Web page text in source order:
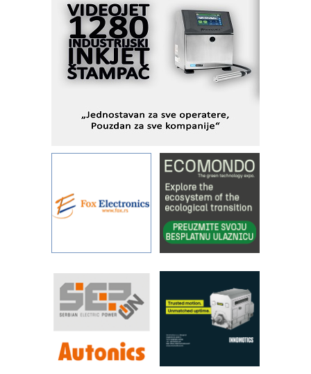
podešavanje u proizvodnji prototipova
KIP KOP – napredna rešenja za
savremene industrijske i logističke
objekte
Alba d.o.o. – 35 godina preciznosti u
IBeRTIM - oprema za ispitivanje
STAUFF – Komponente koje
povećavaju pouzdanost hidrauličkih
YAMADA pumpe – japanska
pouzdanost u transferu fluida
Filtration Group Industrial – Napredna
rešenja za filtraciju u hidrauličkim i
RILINEX kompanije Rittal
FANUC: Najbolje za vašu pametnu
automatizaciju
Efikasno upravljanje energijom
Automatizacija pakovanja · Display